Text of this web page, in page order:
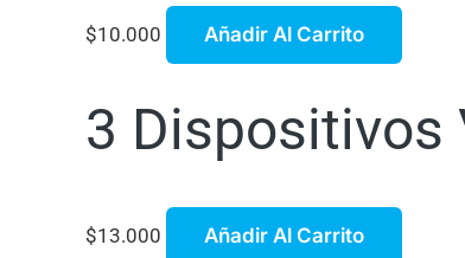
$10.000 Añadir Al Carrito
3 Dispositivos
$13.000 Añadir Al Carrito